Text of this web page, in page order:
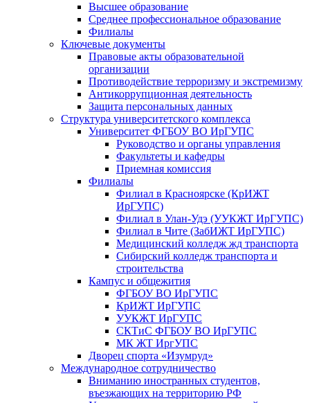
Высшее образование
Среднее профессиональное образование
Филиалы
Ключевые документы
Правовые акты образовательной
организации
Противодействие терроризму и экстремизму
Антикоррупционная деятельность
Защита персональных данных
Структура университетского комплекса
Университет ФГБОУ ВО ИрГУПС
Руководство и органы управления
Факультеты и кафедры
Приемная комиссия
Филиалы
Филиал в Красноярске (КрИЖТ
ИрГУПС)
Филиал в Улан-Удэ (УУКЖТ ИрГУПС)
Филиал в Чите (ЗабИЖТ ИрГУПС)
Медицинский колледж жд транспорта
Сибирский колледж транспорта и
строительства
Кампус и общежития
ФГБОУ ВО ИрГУПС
КрИЖТ ИрГУПС
УУКЖТ ИрГУПС
СКТиС ФГБОУ ВО ИрГУПС
МК ЖТ ИргУПС
Дворец спорта «Изумруд»
Международное сотрудничество
Вниманию иностранных студентов,
въезжающих на территорию РФ